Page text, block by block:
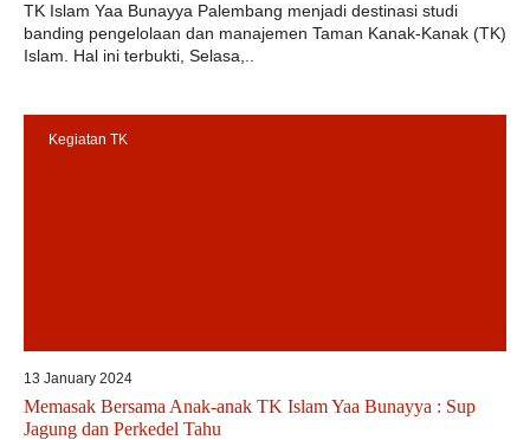
TK Islam Yaa Bunayya Palembang menjadi destinasi studi
banding pengelolaan dan manajemen Taman Kanak-Kanak (TK)
Islam. Hal ini terbukti, Selasa,..
Kegiatan TK
13 January 2024
Memasak Bersama Anak-anak TK Islam Yaa Bunayya : Sup
Jagung dan Perkedel Tahu